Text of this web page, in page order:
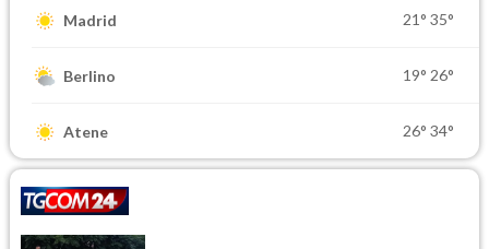
Madrid 21° 35°
Berlino 19° 26°
Atene 26° 34°